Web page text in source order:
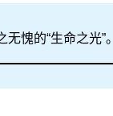
愧的“生命之光”。